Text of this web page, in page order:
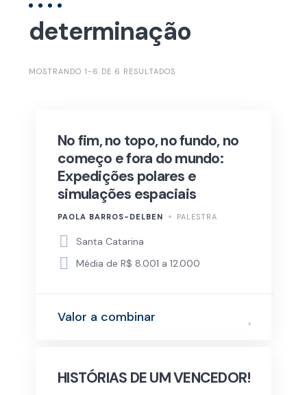
determinação
MOSTRANDO 1-6 DE 6 RESULTADOS
No fim, no topo, no fundo, no
começo e fora do mundo:
Expedições polares e
simulações espaciais
PAOLA BARROS-DELBEN PALESTRA
Santa Catarina
Média de R$ 8.001 a 12.000
Valor a combinar
HISTÓRIAS DE UM VENCEDOR!